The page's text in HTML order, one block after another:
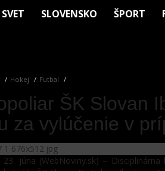
SVET SLOVENSKO ŠPORT
Hokej Futbal
ŠK Slovan
za vylúčenie v
23. júna (WebNoviny.sk) –